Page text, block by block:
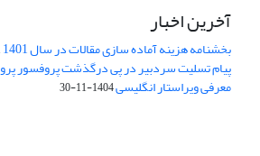
آخرین اخبار
بخشنامه هزینه آماده سازی مقالات در سال 1401
پیام تسلیت سردبیر در پی درگذشت پروفسور
معرفی ویراستار انگلیسی1404-11-30